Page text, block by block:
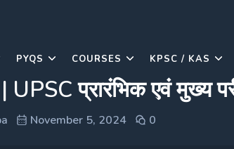
PYQS COURSES KPSC / KAS
प्रारंभिक एवं मुख्य
November 5, 2024 0